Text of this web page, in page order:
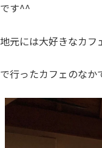
す^^
元には大好きなカフ
行ったカフェのなか